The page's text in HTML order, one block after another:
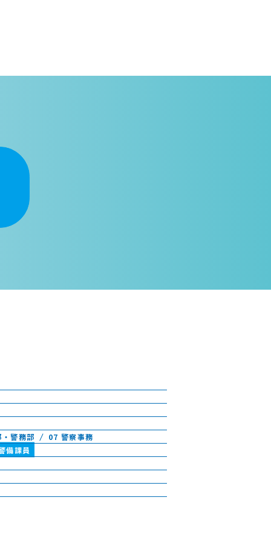
警務部
07 警察事務
備課員